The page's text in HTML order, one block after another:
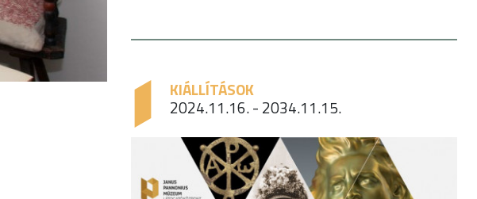
KIÁLLÍTÁSOK
2024.11.16. - 2034.11.15.